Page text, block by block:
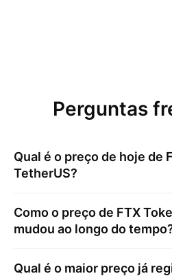
Perguntas
Qual é o preço de hoje de
TetherUS?
Como o preço de FTX
mudou ao longo do
Qual é o maior preço já